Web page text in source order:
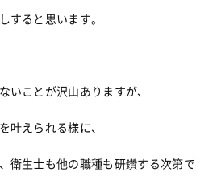
すると思います。
いことが沢山ありますが、
叶えられる様に、
衛生士も他の職種も研鑽する次第で